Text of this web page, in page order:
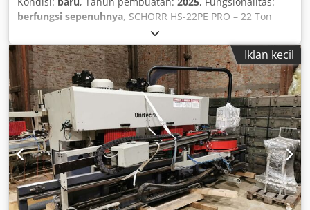
berfungsi sepenuhnya, SCHORR HS-22PE PRO – 22 Ton
Splitting Force -- 22 t Splitting Force – effortless splitting of
hardwood and large logs -- Heavy-duty construction (340
kg) – robust hydraulics and stable steel frame -- Dual drive:
PTO and 400V electric motor – flexible use in the field or on
the farm -- Splitting length up to 110 cm – ideal for long log
sections -- Practical log lifter – combines log handling aid
and protective guard -- Retractable cylinder (1.99 m) – easy
transport and space-saving storage -- 3-point linkage (Cat. I
& II) – direct transport on the tractor -- Two-hand operation
and safety features – maximum occupational safety --
Mobile thanks to wheels and transport wheel Performance
and Flexibility The HS-22PE impresses with powerful
hydraulics and reliable continuous operation. Thanks to
Iklan kecil